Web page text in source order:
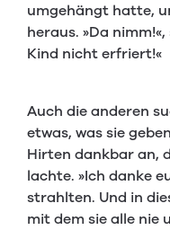
umgehängt hatte,
heraus. »Da
Kind nicht erfriert!«
Auch die anderen
etwas, was sie
Hirten dankbar an,
lachte. »Ich danke
strahlten. Und in
mit dem sie alle nie